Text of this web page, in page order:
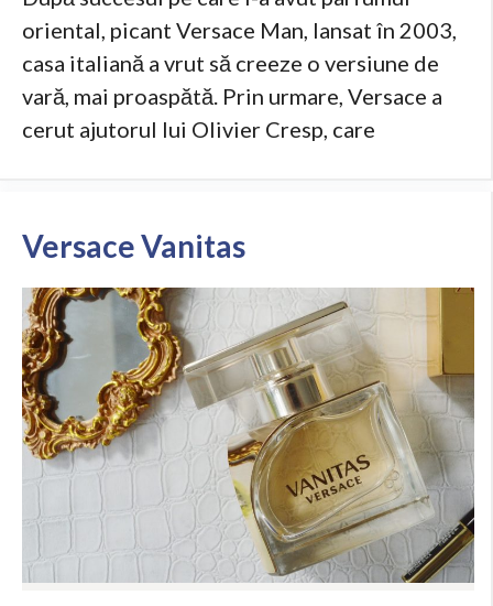
oriental, picant Versace Man, lansat în 2003,
casa italiană a vrut să creeze o versiune de
vară, mai proaspătă. Prin urmare, Versace a
cerut ajutorul lui Olivier Cresp, care
Versace Vanitas